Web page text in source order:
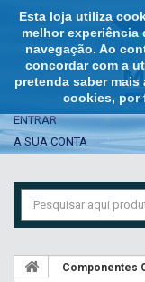
Esta loja utiliza
melhor experiência
navegação. Ao
concordar com a
pretenda saber
cookies, por
ENTRAR
A SUA CONTA
Componentes